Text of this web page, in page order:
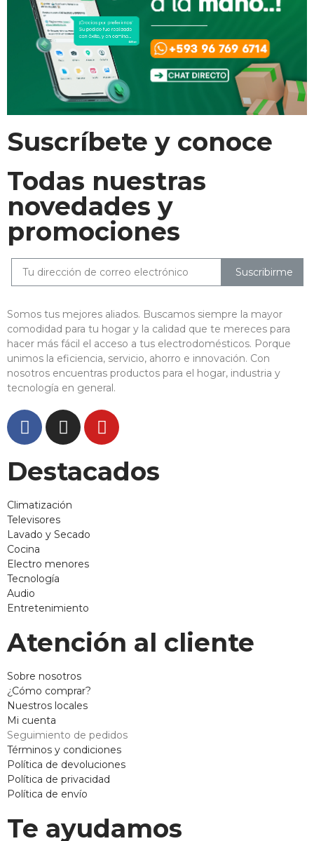
Suscríbete y conoce
Todas nuestras
novedades y
promociones
Suscribirme
Somos tus mejores aliados. Buscamos siempre la mayor
comodidad para tu hogar y la calidad que te mereces para
hacer más fácil el acceso a tus electrodomésticos. Porque
unimos la eficiencia, servicio, ahorro e innovación. Con
nosotros encuentras productos para el hogar, industria y
tecnología en general.
Destacados
Climatización
Televisores
Lavado y Secado
Cocina
Electro menores
Tecnología
Audio
Entretenimiento
Atención al cliente
Sobre nosotros
¿Cómo comprar?
Nuestros locales
Mi cuenta
Seguimiento de pedidos
Términos y condiciones
Política de devoluciones
Política de privacidad
Política de envío
Te ayudamos